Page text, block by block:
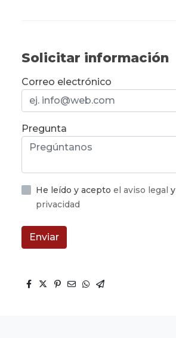
Solicitar información
Correo electrónico
Pregunta
He leído y acepto el aviso legal y
privacidad
Enviar